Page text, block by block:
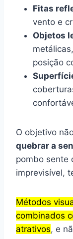
Fitas
vento e
Objetos
posição
O objetivo
quebrar a
pombo sente
imprevisível,
Métodos
combinados
atrativos, e